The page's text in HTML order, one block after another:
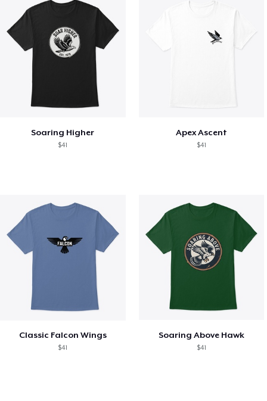
Soaring Higher
$41
Apex Ascent
$41
Classic Falcon Wings
$41
Soaring Above Hawk
$41